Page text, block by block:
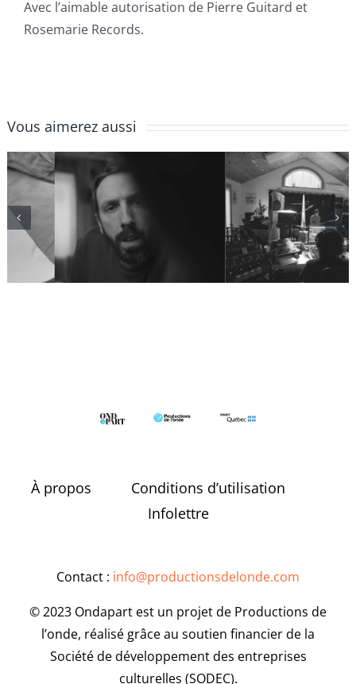
Avec l’aimable autorisation de Pierre Guitard et
Rosemarie Records.
Vous aimerez aussi
Épisode 4 |
Délais et
blocages
Épisode 3 | La
batterie
À propos
Conditions d’utilisation
Infolettre
Contact : info@productionsdelonde.com
© 2023 Ondapart est un projet de Productions de
l’onde, réalisé grâce au soutien financier de la
Société de développement des entreprises
culturelles (SODEC).